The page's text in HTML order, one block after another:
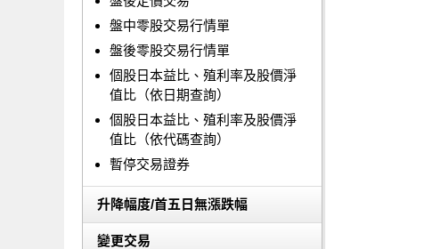
盤中零股交易行情單
盤後零股交易行情單
個股日本益比、殖利率及股價淨
值比（依日期查詢）
個股日本益比、殖利率及股價淨
值比（依代碼查詢）
暫停交易證券
升降幅度/首五日無漲跌幅
變更交易